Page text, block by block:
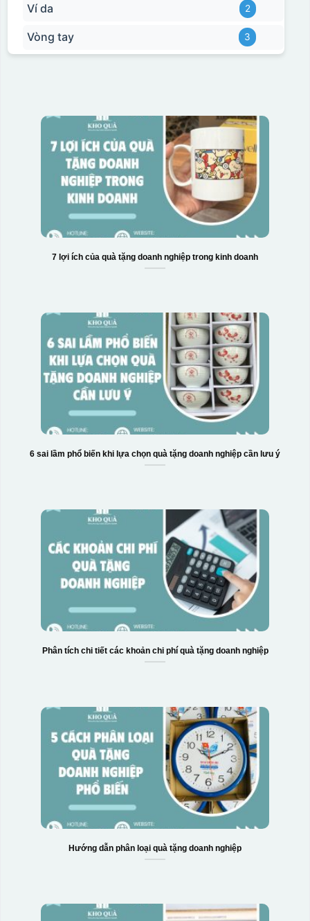
Ví da 2
Vòng tay 3
7 lợi ích của quà tặng doanh nghiệp trong kinh doanh
6 sai lầm phổ biến khi lựa chọn quà tặng doanh nghiệp cần lưu ý
Phân tích chi tiết các khoản chi phí quà tặng doanh nghiệp
Hướng dẫn phân loại quà tặng doanh nghiệp